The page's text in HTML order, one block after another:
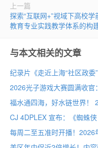
上一篇
探索“互联网+”视域下高校学
教育专业实践教学体系的构
与本文相关的文章
纪录片《走近上海“社区政
每周二至五准时开播！